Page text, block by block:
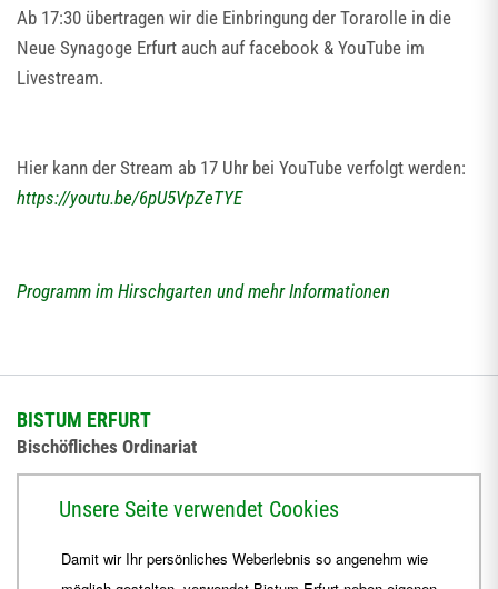
Ab 17:30 übertragen wir die Einbringung der Torarolle in die
Neue Synagoge Erfurt auch auf facebook & YouTube im
Livestream.
Hier kann der Stream ab 17 Uhr bei YouTube verfolgt werden:
https://youtu.be/6pU5VpZeTYE
Programm im Hirschgarten und mehr Informationen
BISTUM ERFURT
Bischöfliches Ordinariat
+49 361 6572-444
Unsere Seite verwendet Cookies
Damit wir Ihr persönliches Weberlebnis so angenehm wie